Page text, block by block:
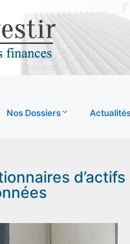
Nos Dossiers
d’actifs